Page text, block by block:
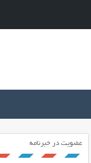
عضویت در خبرنامه